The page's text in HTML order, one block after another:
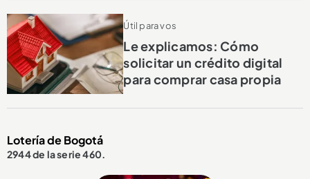
Útil para vos
Le explicamos: Cómo
solicitar un crédito digital
para comprar casa propia
Lotería de Bogotá
2944 de la serie 460.